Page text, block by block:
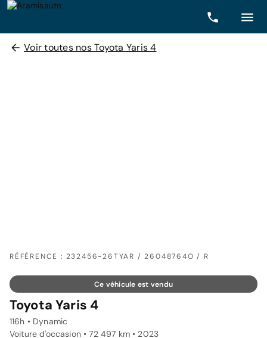
Voir toutes nos Toyota Yaris 4
RÉFÉRENCE : 232456-26TYAR / 26048764O / R
Ce véhicule est vendu
Toyota Yaris 4
116h • Dynamic
Voiture d'occasion • 72 497 km • 2023